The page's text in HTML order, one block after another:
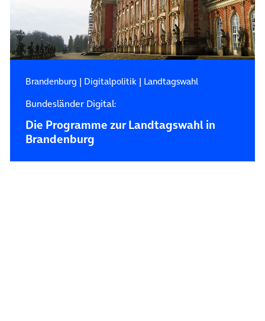
Brandenburg | Digitalpolitik| Landtagswahl
Bundesländer Digital:
Die Programme zur Landtagswahl in
Brandenburg